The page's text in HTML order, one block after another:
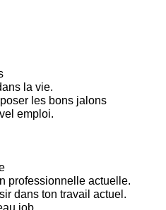
la vie.
les bons jalons
emploi.
professionnelle actuelle.
dans ton travail actuel.